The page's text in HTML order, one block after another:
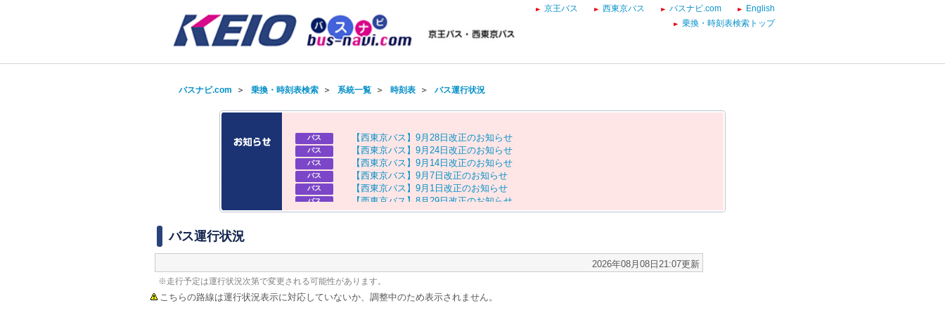
京王バス 西東京バス バスナビ.com
English
乗換・時刻表検索トップ
バスナビ.com ＞ 乗換・時刻表検索＞ 系統一覧＞ 時刻表＞ バス運行状況
バス 【西東京バス 】 9月 28 日 改正のお知 らせ
バス 【西東京バス 】 9月 24 日 改正のお知 らせ
バス 【西東京バス 】 9月 14 日 改正のお知 らせ
バス 【西東京バス 】 9月 7 日 改正のお知 らせ
バス 【西東京バス 】 9月 1 日 改正のお知 らせ
バス 【西東京バス 】 8 月 29日改正のお知 らせ
バス 【京王バス】お盆ダイヤのお知らせ
バス運行状況
2026年08月08日21:07更新
※走行予定は運行状況次第で変更される可能性があります。
こちらの路線は運行状況表示に対応していないか、調整中のため表示されません。